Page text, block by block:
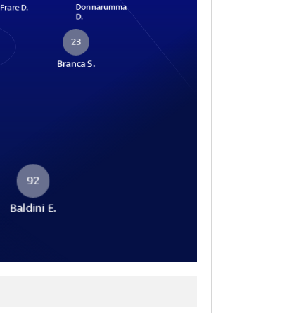
Frare D. Donnarumma
D.
23
Branca S.
92
Baldini E.